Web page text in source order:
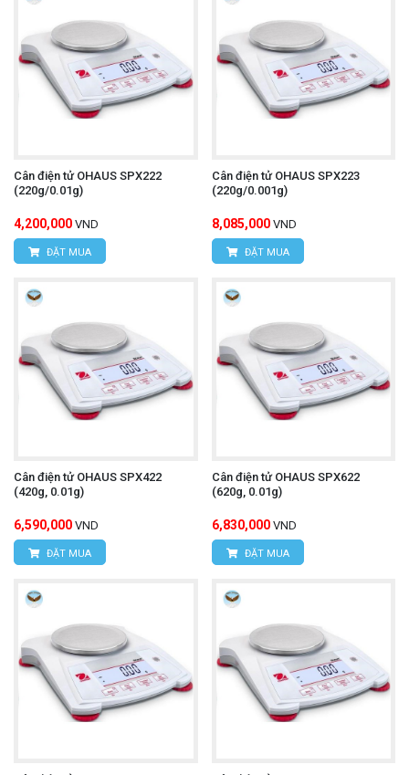
Cân điện tử OHAUS SPX222
(220g/0.01g)
4,200,000 VND
ĐẶT MUA
Cân điện tử OHAUS SPX223
(220g/0.001g)
8,085,000 VND
ĐẶT MUA
Cân điện tử OHAUS SPX422
(420g, 0.01g)
6,590,000 VND
ĐẶT MUA
Cân điện tử OHAUS SPX622
(620g, 0.01g)
6,830,000 VND
ĐẶT MUA